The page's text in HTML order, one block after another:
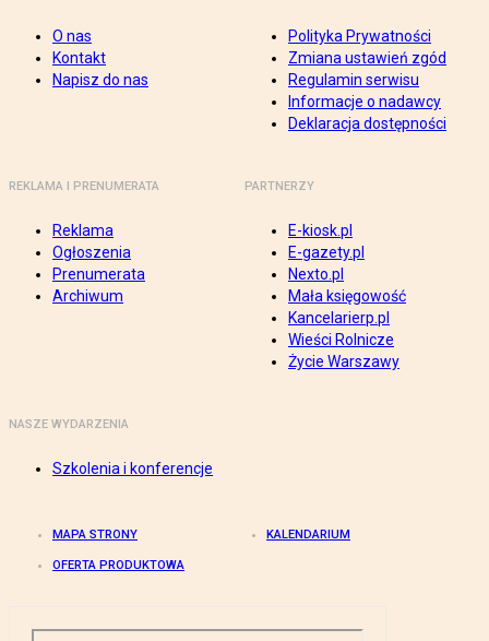
O nas
Kontakt
Napisz do nas
Polityka Prywatności
Zmiana ustawień zgód
Regulamin serwisu
Informacje o nadawcy
Deklaracja dostępności
REKLAMA I PRENUMERATA
Reklama
Ogłoszenia
Prenumerata
Archiwum
PARTNERZY
E-kiosk.pl
E-gazety.pl
Nexto.pl
Mała księgowość
Kancelarierp.pl
Wieści Rolnicze
Życie Warszawy
NASZE WYDARZENIA
Szkolenia i konferencje
MAPA STRONY KALENDARIUM
OFERTA PRODUKTOWA